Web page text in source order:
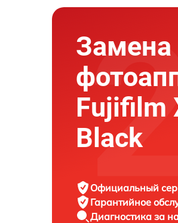
Замена
Fujifilm
Black
Официальный
Гарантийное
Диагностика за